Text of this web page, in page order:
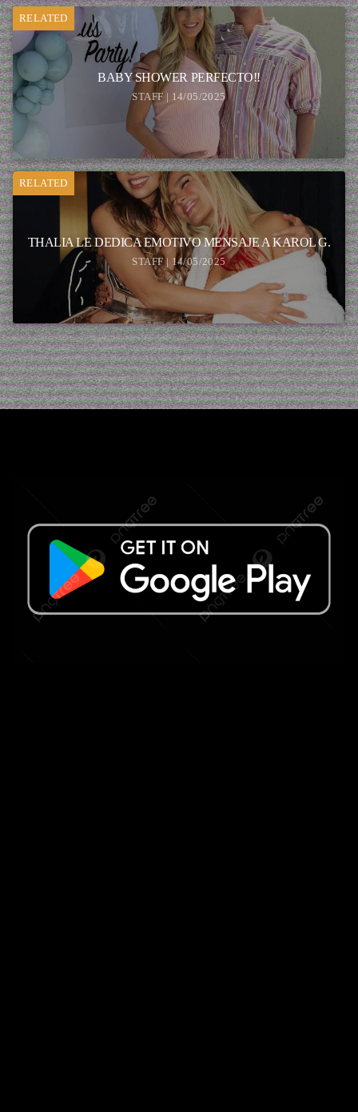
RELATED
BABY SHOWER PERFECTO!!
STAFF | 14/05/2025
RELATED
THALIA LE DEDICA EMOTIVO MENSAJE A KAROL G.
STAFF | 14/05/2025